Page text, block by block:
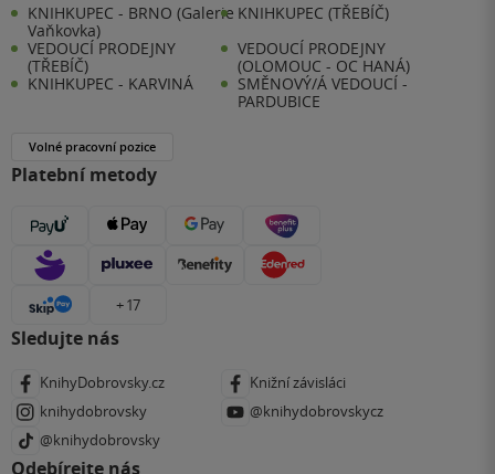
KNIHKUPEC - BRNO (Galerie
Vaňkovka)
KNIHKUPEC (TŘEBÍČ)
VEDOUCÍ PRODEJNY
(TŘEBÍČ)
VEDOUCÍ PRODEJNY
(OLOMOUC - OC HANÁ)
KNIHKUPEC - KARVINÁ
SMĚNOVÝ/Á VEDOUCÍ -
PARDUBICE
Volné pracovní pozice
Platební metody
+ 17
Sledujte nás
KnihyDobrovsky.cz
Knižní závisláci
knihydobrovsky
@knihydobrovskycz
@knihydobrovsky
Odebírejte nás